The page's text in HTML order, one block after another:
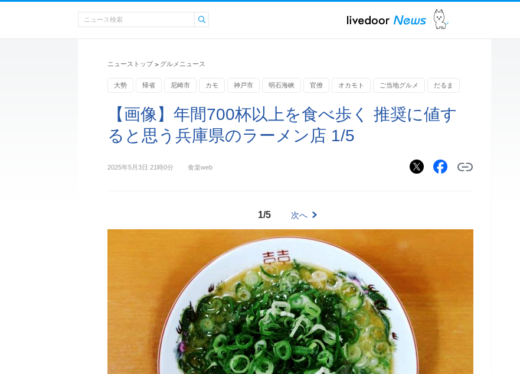
ニューストップ > グルメニュース
大勢 帰省 尼崎市 カモ 神戸市 明石海峡 官僚 オカモト ご当地グルメ だるま
【画像】年間700杯以上を食べ歩く 推奨に値す
ると思う兵庫県のラーメン店 1/5
2025年5月3日 21時0分 食楽web
1/5 次へ